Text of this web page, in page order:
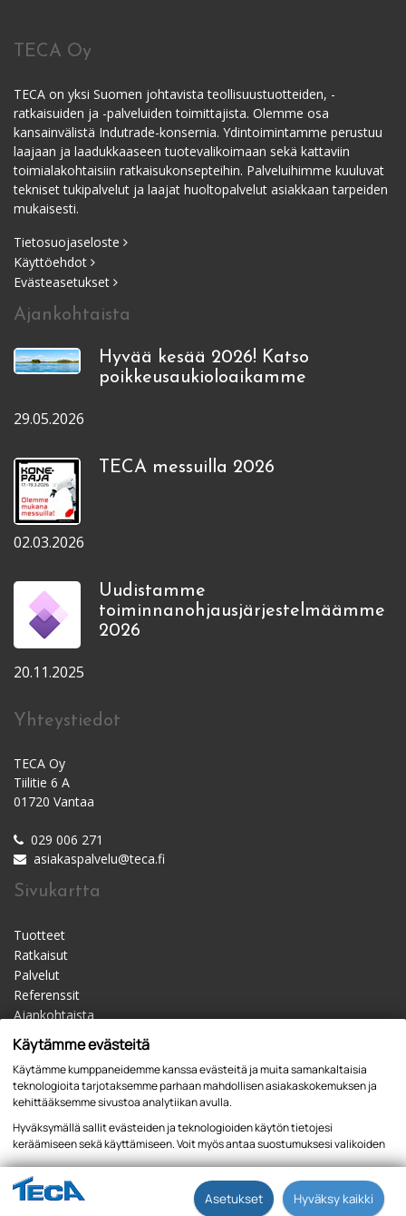
TECA Oy
TECA on yksi Suomen johtavista teollisuustuotteiden, -
ratkaisuiden ja -palveluiden toimittajista. Olemme osa
kansainvälistä Indutrade-konsernia. Ydintoimintamme perustuu
laajaan ja laadukkaaseen tuotevalikoimaan sekä kattaviin
toimialakohtaisiin ratkaisukonsepteihin. Palveluihimme kuuluvat
tekniset tukipalvelut ja laajat huoltopalvelut asiakkaan tarpeiden
mukaisesti.
Tietosuojaseloste
Käyttöehdot
Evästeasetukset
Ajankohtaista
Hyvää kesää 2026! Katso
poikkeusaukioloaikamme
29.05.2026
TECA messuilla 2026
02.03.2026
Uudistamme
toiminnanohjausjärjestelmäämme
2026
20.11.2025
Yhteystiedot
TECA Oy
Tiilitie 6 A
01720 Vantaa
029 006 271
asiakaspalvelu@teca.fi
Sivukartta
Tuotteet
Ratkaisut
Palvelut
Referenssit
Ajankohtaista
Materiaalipankki
Yhteystiedot
Jälleenmyyjät
Käytämme evästeitä
Käytämme kumppaneidemme kanssa evästeitä ja muita samankaltaisia
teknologioita tarjotaksemme parhaan mahdollisen asiakaskokemuksen ja
kehittääksemme sivustoa analytiikan avulla.
Hyväksymällä sallit evästeiden ja teknologioiden käytön tietojesi
keräämiseen sekä käyttämiseen. Voit myös antaa suostumuksesi valikoiden
kautta klikkaamalla “Asetukset” painiketta.
Tietosuojaseloste
Asetukset Hyväksy kaikki